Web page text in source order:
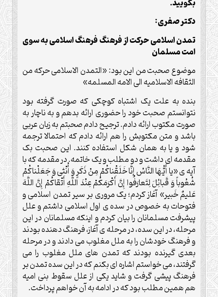
بگویید.
دکتر صفری:
تمدن اسلامی حرکت از فرهنگ فرهنگ اسلامی به سوی
امت مسلمان
موضوع صحبت من این بود: «التمدن الاسلامی حرکه من
الثقافه الاسلامیه الی الامه المسلمه»
بنده به علت یک اشتباه کوچکی که صورت گرفته بود
نتوانستم صحبت خود را حضوری ارائه بدهم و به ناچار به
صورت مکتوب ارائه دادم. ترجیح دادم صحبتم به زبان عربی
باشد و متن مکتوبش را هم ارائه دادم که احتمالا ترجمه
شود و یا به همان شکل استفاده کنند. این صحبت بک
مقدمه ای داشت و دو مطلب و یک خاتمه. در مقدمه که با
آیه ی «يا أَيُّهَا النَّاسُ إِنَّا خَلَقْناكُمْ مِنْ ذَكَرٍ وَ أُنْثى‏ وَ جَعَلْناكُمْ
شُعُوباً وَ قَبائِلَ لِتَعارَفُوا إِنَّ أَكْرَمَكُمْ عِنْدَ اللَّهِ أَتْقاكُمْ إِنَّ اللَّهَ
عَليمٌ خَبير» آغاز کردم؛ یک مروری بر سیر تمدن اسلامی و
فتوحات به خصوص در سده ی اول اسلامی داشتم و علل
پیشرفت مسلمانان را بیان کردم و اینکه مسلمانان در این
مرحله، در این سده، در مرحله ی آغاز، فرهنگ دهنده بودند
و فرهنگ خودشان را به ملل مغلوب می دادند و در مرحله
بعدی گیرنده بودند که تمدن های ملل مغلوب را می
گرفتند، می خواستم اشاره ای بکنم که در این سده تمدن بر
فرهنگ پیشی گرفت و شاید یکی از علل سقوط بنی امیه
هم همین مطلب بود که در ادامه به آن خواهم پرداخت.